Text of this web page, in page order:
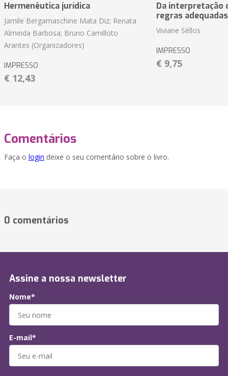
Hermenêutica jurídica
Jamile Bergamaschine Mata Diz; Renata
Almeida Barbosa; Bruno Camilloto
Arantes (Organizadores)
IMPRESSO
€ 12,43
Da interpretação
regras
Viviane Séllos
IMPRESSO
€ 9,75
Comentários
Faça o login deixe o seu comentário sobre o livro.
0 comentários
Assine a nossa newsletter
Nome*
E-mail*